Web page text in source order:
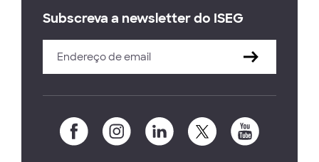
Subscreva a newsletter do ISEG